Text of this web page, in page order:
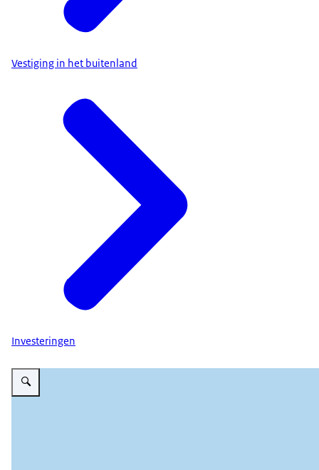
Vestiging in het buitenland
Investeringen
Vergroot afbeelding Visuele ondersteuning bij Bescherm je groei. Er zijn